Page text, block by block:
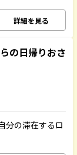
詳細を見る
の日帰りおさ
分の滞在するロ